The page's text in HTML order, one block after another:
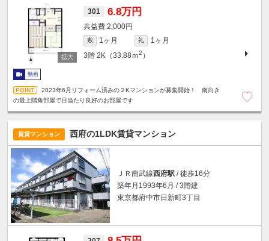
301 6.8万円
2,000円
敷 1ヶ月 礼
1ヶ月
3階 2K（33.88ｍ2 ）
動画
2023年6月リフォーム済みの２Kマンションが募集開始！ 南向き
の最上階角部屋で日当たり良好のお部屋です
賃貸マンション 西府の1LDK賃貸マンション
ＪＲ南武線西府駅 / 徒歩16分
築年月1993年6月 / 3階建
東京都府中市日新町3丁目